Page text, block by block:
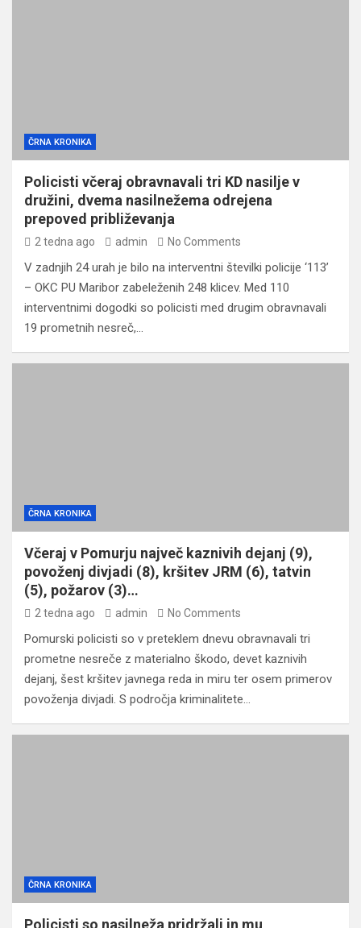
ČRNA KRONIKA
Policisti včeraj obravnavali tri KD nasilje v
družini, dvema nasilnežema odrejena
prepoved približevanja
2 tedna ago admin No Comments
V zadnjih 24 urah je bilo na interventni številki policije ‘113’
– OKC PU Maribor zabeleženih 248 klicev. Med 110
interventnimi dogodki so policisti med drugim obravnavali
19 prometnih nesreč,…
ČRNA KRONIKA
Včeraj v Pomurju največ kaznivih dejanj (9),
povoženj divjadi (8), kršitev JRM (6), tatvin
(5), požarov (3)…
2 tedna ago admin No Comments
Pomurski policisti so v preteklem dnevu obravnavali tri
prometne nesreče z materialno škodo, devet kaznivih
dejanj, šest kršitev javnega reda in miru ter osem primerov
povoženja divjadi. S področja kriminalitete…
ČRNA KRONIKA
Policisti so nasilneža pridržali in mu